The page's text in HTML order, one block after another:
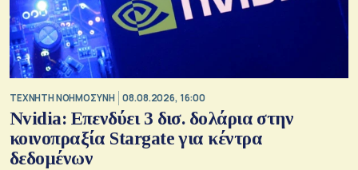
TΕΧΝΗΤΗ ΝΟΗΜΟΣΥΝΗ 08.08.2026, 16:00
Nvidia: Επενδύει 3 δισ. δολάρια στην
κοινοπραξία Stargate για κέντρα
δεδομένων